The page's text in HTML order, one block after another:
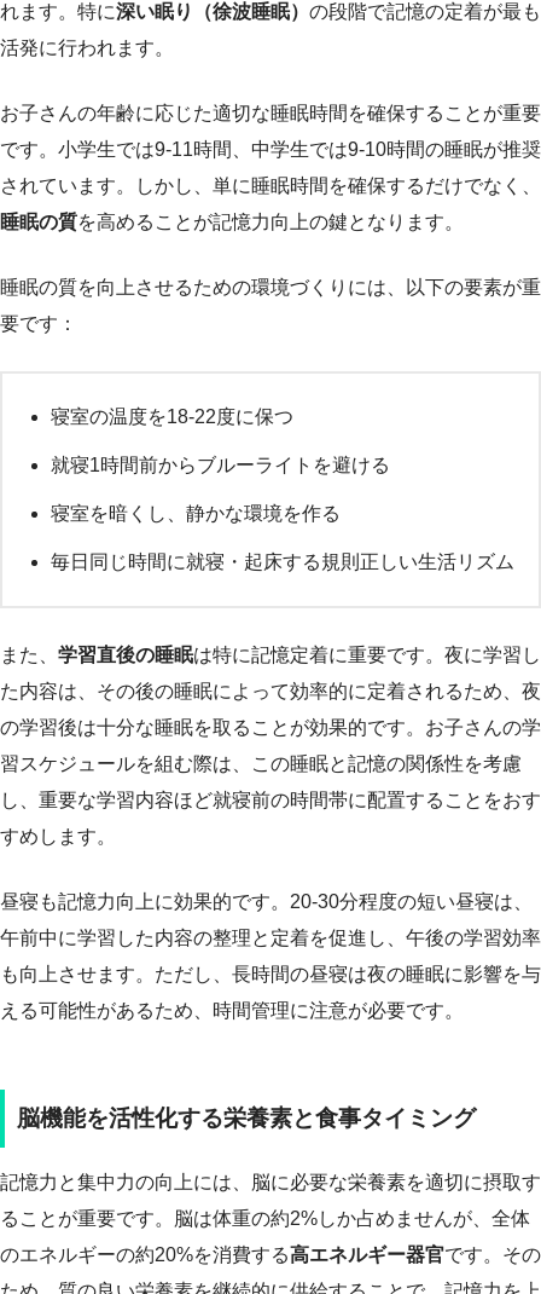
れます。特に深い眠り（徐波睡眠） の段階で記憶の定着が最も
活発に行われます。
お子さんの年齢に応じた適切な睡眠時間を確保することが重要
です。小学生では9-11時間、中学生では9-10時間の睡眠が推奨
されています。しかし、単に睡眠時間を確保するだけでなく、
睡眠の質を高めることが記憶力向上の鍵となります。
睡眠の質を向上させるための環境づくりには、以下の要素が重
要です：
寝室の温度を18-22度に保つ
就寝1時間前からブルーライトを避ける
寝室を暗くし、静かな環境を作る
毎日同じ時間に就寝・起床する規則正しい生活リズム
また、 学習直後の睡眠は特に記憶定着に重要です。夜に学習し
た内容は、その後の睡眠によって効率的に定着されるため、夜
の学習後は十分な睡眠を取ることが効果的です。お子さんの学
習スケジュールを組む際は、この睡眠と記憶の関係性を考慮
し、重要な学習内容ほど就寝前の時間帯に配置することをおす
すめします。
昼寝も記憶力向上に効果的です。20-30分程度の短い昼寝は、
午前中に学習した内容の整理と定着を促進し、午後の学習効率
も向上させます。ただし、長時間の昼寝は夜の睡眠に影響を与
える可能性があるため、時間管理に注意が必要です。
脳機能を活性化する栄養素と食事タイミング
記憶力と集中力の向上には、脳に必要な栄養素を適切に摂取す
ることが重要です。脳は体重の約2%しか占めませんが、全体
のエネルギーの約20%を消費する高エネルギー器官です。その